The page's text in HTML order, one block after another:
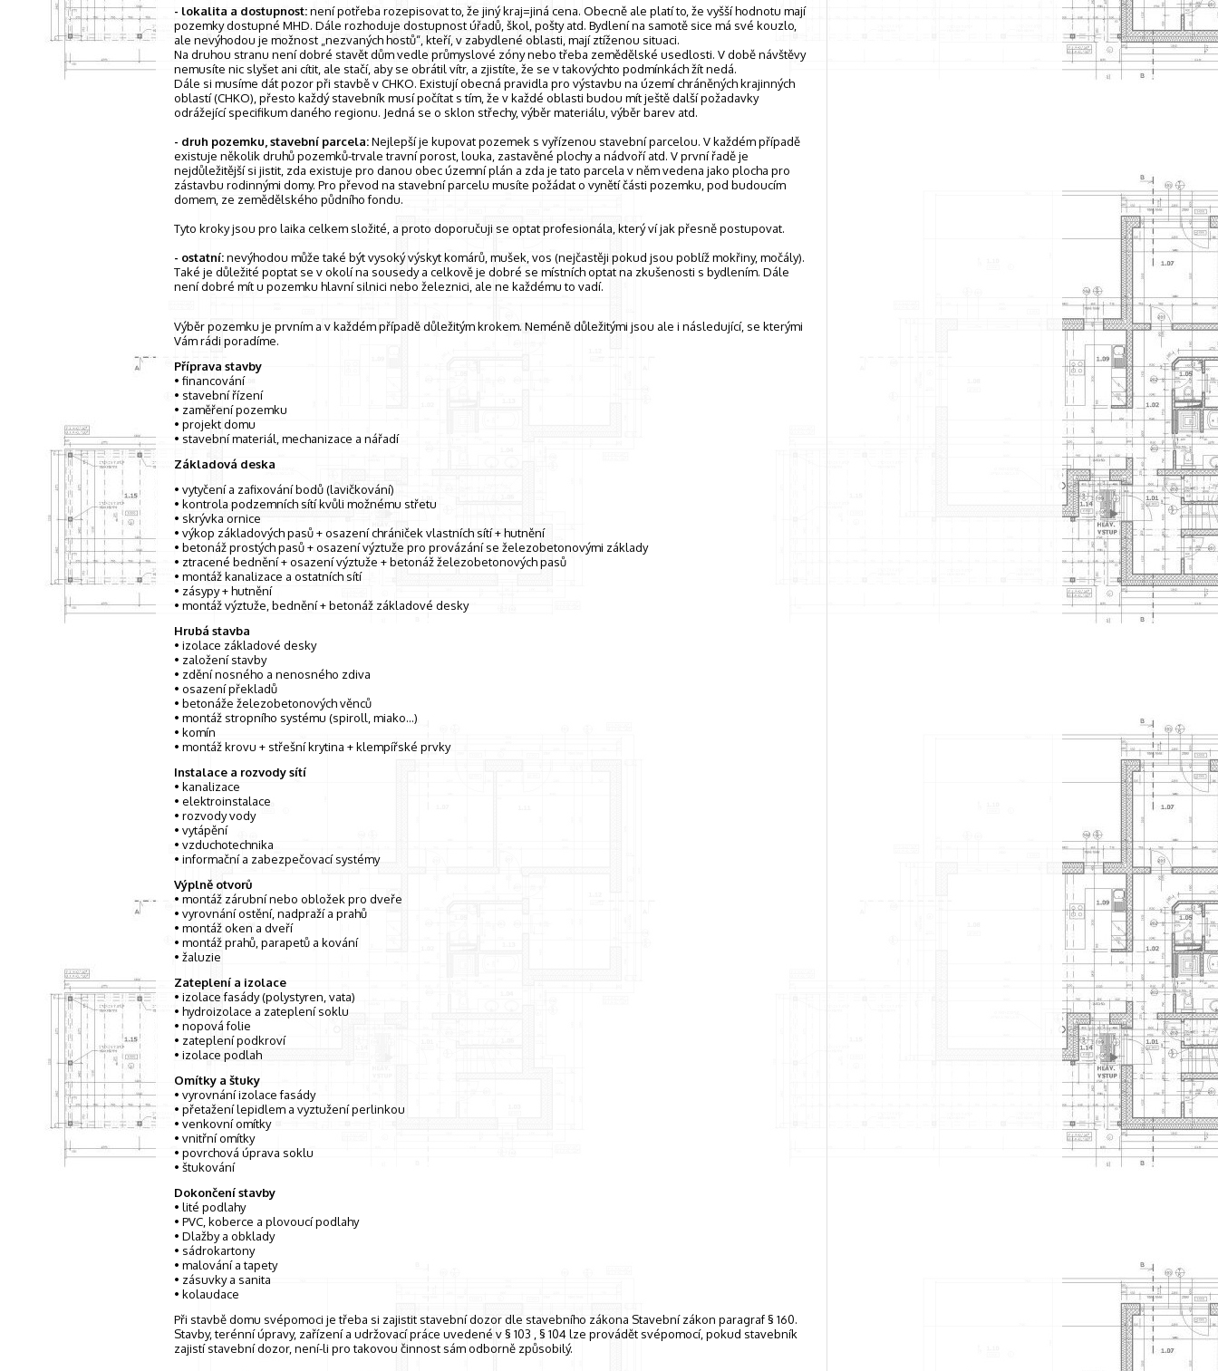
- lokalita a dostupnost:není potřeba rozepisovat to, že jiný kraj=jiná cena. Obecně ale platí to, že vyšší hodnotu mají
pozemky dostupné MHD. Dále rozhoduje dostupnost úřadů, škol, pošty atd. Bydlení na samotě sice má své kouzlo,
ale nevýhodou je možnost „nezvaných hostů“, kteří, v zabydlené oblasti, mají ztíženou situaci.
Na druhou stranu není dobré stavět dům vedle průmyslové zóny nebo třeba zemědělské usedlosti. V době návštěvy
nemusíte nic slyšet ani cítit, ale stačí, aby se obrátil vítr, a zjistíte, že se v takovýchto podmínkách žít nedá.
Dále si musíme dát pozor při stavbě v CHKO. Existují obecná pravidla pro výstavbu na území chráněných krajinných
oblastí (CHKO), přesto každý stavebník musí počítat s tím, že v každé oblasti budou mít ještě další požadavky
odrážející specifikum daného regionu. Jedná se o sklon střechy, výběr materiálu, výběr barev atd.
- druh pozemku, stavební parcela:Nejlepší je kupovat pozemek s vyřízenou stavební parcelou. V každém případě
existuje několik druhů pozemků-trvale travní porost, louka, zastavěné plochy a nádvoří atd. V první řadě je
nejdůležitější si jistit, zda existuje pro danou obec územní plán a zda je tato parcela v něm vedena jako plocha pro
zástavbu rodinnými domy. Pro převod na stavební parcelu musíte požádat o vynětí části pozemku, pod budoucím
domem, ze zemědělského půdního fondu.
Tyto kroky jsou pro laika celkem složité, a proto doporučuji se optat profesionála, který ví jak přesně postupovat.
- ostatní:nevýhodou může také být vysoký výskyt komárů, mušek, vos (nejčastěji pokud jsou poblíž mokřiny, močály).
Také je důležité poptat se v okolí na sousedy a celkově je dobré se místních optat na zkušenosti s bydlením. Dále
není dobré mít u pozemku hlavní silnici nebo železnici, ale ne každému to vadí.
Výběr pozemku je prvním a v každém případě důležitým krokem. Neméně důležitými jsou ale i následující, se kterými
Vám rádi poradíme.
Příprava stavby
• financování
• stavební řízení
• zaměření pozemku
• projekt domu
• stavební materiál, mechanizace a nářadí
Základová deska
• vytyčení a zafixování bodů (lavičkování)
• kontrola podzemních sítí kvůli možnému střetu
• skrývka ornice
• výkop základových pasů + osazení chrániček vlastních sítí + hutnění
• betonáž prostých pasů + osazení výztuže pro provázání se železobetonovými základy
• ztracené bednění + osazení výztuže + betonáž železobetonových pasů
• montáž kanalizace a ostatních sítí
• zásypy + hutnění
• montáž výztuže, bednění + betonáž základové desky
Hrubá stavba
• izolace základové desky
• založení stavby
• zdění nosného a nenosného zdiva
• osazení překladů
• betonáže železobetonových věnců
• montáž stropního systému (spiroll, miako…)
• komín
• montáž krovu + střešní krytina + klempířské prvky
Instalace a rozvody sítí
• kanalizace
• elektroinstalace
• rozvody vody
• vytápění
• vzduchotechnika
• informační a zabezpečovací systémy
Výplně otvorů
• montáž zárubní nebo obložek pro dveře
• vyrovnání ostění, nadpraží a prahů
• montáž oken a dveří
• montáž prahů, parapetů a kování
• žaluzie
Zateplení a izolace
• izolace fasády (polystyren, vata)
• hydroizolace a zateplení soklu
• nopová folie
• zateplení podkroví
• izolace podlah
Omítky a štuky
• vyrovnání izolace fasády
• přetažení lepidlem a vyztužení perlinkou
• venkovní omítky
• vnitřní omítky
• povrchová úprava soklu
• štukování
Dokončení stavby
• lité podlahy
• PVC, koberce a plovoucí podlahy
• Dlažby a obklady
• sádrokartony
• malování a tapety
• zásuvky a sanita
• kolaudace
Při stavbě domu svépomoci je třeba si zajistit stavební dozor dle stavebního zákona Stavební zákon paragraf § 160.
Stavby, terénní úpravy, zařízení a udržovací práce uvedené v § 103 , § 104 lze provádět svépomocí, pokud stavebník
zajistí stavební dozor, není-li pro takovou činnost sám odborně způsobilý.